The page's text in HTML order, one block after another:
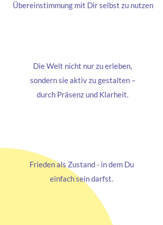
Übereinstimmung mit Dir selbst zu nutzen
Die Welt nicht nur zu erleben,
sondern sie aktiv zu gestalten –
durch Präsenz und Klarheit.
Frieden als Zustand - in dem Du
einfach sein darfst.